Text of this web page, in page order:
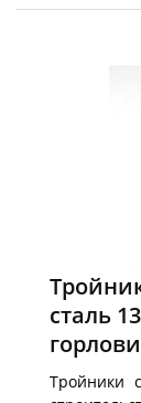
сталь
Тройники